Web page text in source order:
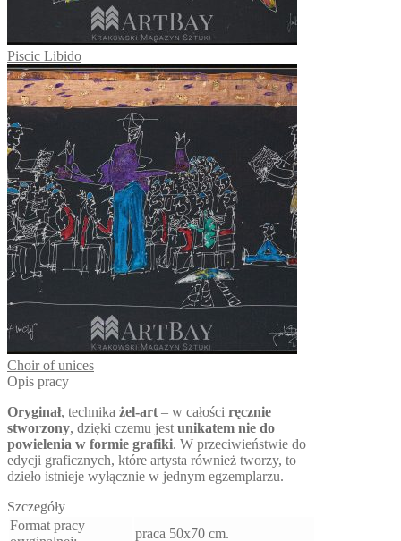
Piscic Libido
Choir of unices
Opis pracy
Oryginał, technika żel-art – w całości ręcznie
stworzony, dzięki czemu jest unikatem nie do
powielenia w formie grafiki. W przeciwieństwie do
edycji graficznych, które artysta również tworzy, to
dzieło istnieje wyłącznie w jednym egzemplarzu.
Szczegóły
Format pracy
praca 50x70 cm.